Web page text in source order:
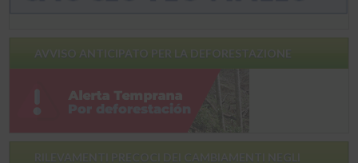
AVVISO ANTICIPATO PER LA DEFORESTAZIONE